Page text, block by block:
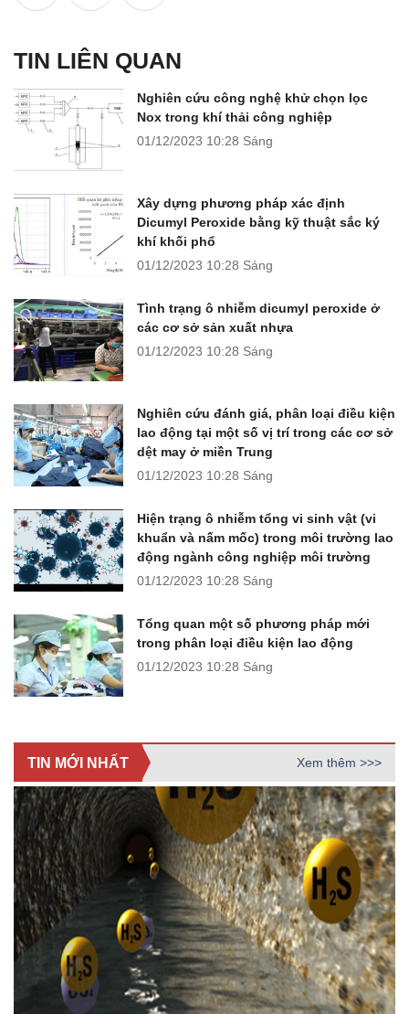
TIN LIÊN QUAN
Nghiên cứu công nghệ khử chọn lọc
Nox trong khí thải công nghiệp
01/12/2023 10:28 Sáng
Xây dựng phương pháp xác định
Dicumyl Peroxide bằng kỹ thuật sắc ký
khí khối phổ
01/12/2023 10:28 Sáng
Tình trạng ô nhiễm dicumyl peroxide ở
các cơ sở sản xuất nhựa
01/12/2023 10:28 Sáng
Nghiên cứu đánh giá, phân loại điều kiện
lao động tại một số vị trí trong các cơ sở
dệt may ở miền Trung
01/12/2023 10:28 Sáng
Hiện trạng ô nhiễm tổng vi sinh vật (vi
khuẩn và nấm mốc) trong môi trường lao
động ngành công nghiệp môi trường
01/12/2023 10:28 Sáng
Tổng quan một số phương pháp mới
trong phân loại điều kiện lao động
01/12/2023 10:28 Sáng
TIN MỚI NHẤT Xem thêm >>>